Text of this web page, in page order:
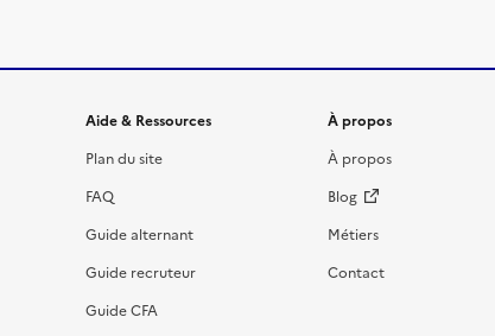
Informations et liens du site
Aide & Ressources
Plan du site
FAQ
Guide alternant
Guide recruteur
Guide CFA
À propos
À propos
Blog
Métiers
Contact